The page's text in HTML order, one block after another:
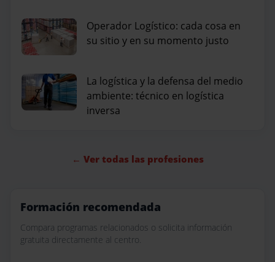
Operador Logístico: cada cosa en
su sitio y en su momento justo
La logística y la defensa del medio
ambiente: técnico en logística
inversa
← Ver todas las profesiones
Formación recomendada
Compara programas relacionados o solicita información
gratuita directamente al centro.